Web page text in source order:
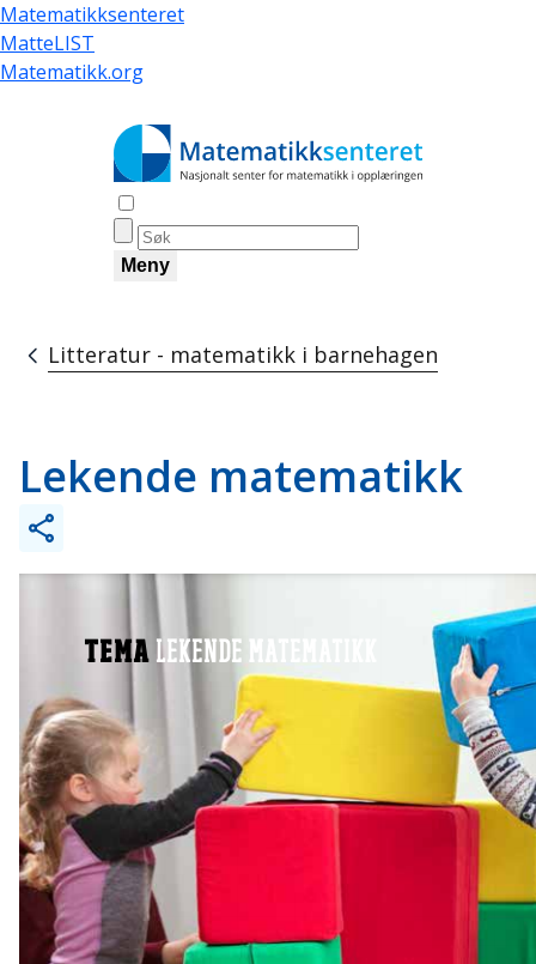
Hopp
til
hovedinnhold
Matematikksenteret
MatteLIST
Matematikk.org
Meny
Navigasjonssti
Litteratur - matematikk i barnehagen
Lekende matematikk